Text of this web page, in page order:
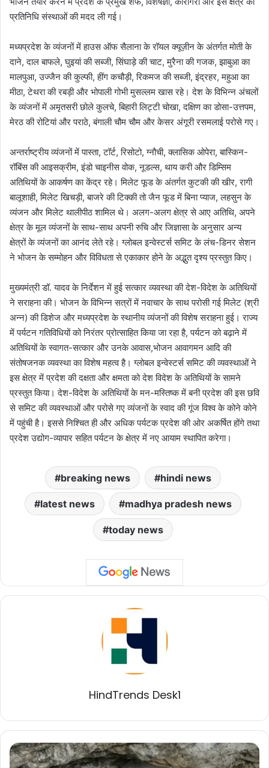
प्रतिनिधि संस्थाओं की मदद ली गई।
मध्यप्रदेश के व्यंजनों में हाउस ऑफ सैलाना के रॉयल क्यूज़ीन के अंतर्गत मोती के
दाने, दाल बाफले, घुइयां की सब्जी, सिंघाड़े की चाट, मुरैना की गजक, झाबुआ का
मालपुआ, उज्जैन की कुल्फी, हींग कचौड़ी, रिकमज की सब्जी, इंद्रहर, महुआ का
मीठा, टेथरा की रबड़ी और भोपाली गोभी मुसल्लम खास रहे। देश के विभिन्न अंचलों
के व्यंजनों में अमृतसरी छोले कुलचे, बिहारी लिट्टी चोखा, दक्षिण का डोसा-उत्तपम,
मेरठ की रोटियां और पराठे, बंगाली चौम चौम और केसर अंगूरी रसमलाई परोसे गए।
अन्तर्राष्ट्रीय व्यंजनों में पास्ता, टॉर्ट, रिसोटो, ग्नौची, क्लासिक ओपेरा, बास्किन-
रॉबिंस की आइसक्रीम, इंडो चाइनीस वोक, नूडल्स, थाय करी और डिम्सिम
अतिथियों के आकर्षण का केंद्र रहे। मिलेट फूड के अंतर्गत कुटकी की खीर, रागी
बालूशाही, मिलेट खिचड़ी, बाजरे की टिक्की तो जैन फूड में बिना प्याज, लहसुन के
व्यंजन और मिलेट थालीपीठ शामिल थे। अलग-अलग क्षेत्र से आए अतिथि, अपने
क्षेत्र के मूल व्यंजनों के साथ-साथ अपनी रुचि और जिज्ञासा के अनुसार अन्य
क्षेत्रों के व्यंजनों का आनंद लेते रहे। ग्लोबल इन्वेस्टर्स समिट के लंच-डिनर सेशन
ने भोजन के सम्मोहन और विविधता से एकाकार होने के अद्भुत दृश्य प्रस्तुत किए।
मुख्यमंत्री डॉ. यादव के निर्देशन में हुई सत्कार व्यवस्था की देश-विदेश के अतिथियों
ने सराहना की। भोजन के विभिन्न सत्रों में नवाचार के साथ परोसी गई मिलेट (श्री
अन्न) की डिशेज और मध्यप्रदेश के स्थानीय व्यंजनों की विशेष सराहना हुई। राज्य
में पर्यटन गतिविधियों को निरंतर प्रोत्साहित किया जा रहा है, पर्यटन को बढ़ाने में
अतिथियों के स्वागत-सत्कार और उनके आवास,भोजन आवागमन आदि की
संतोषजनक व्यवस्था का विशेष महत्व है। ग्लोबल इन्वेस्टर्स समिट की व्यवस्थाओं ने
इस क्षेत्र में प्रदेश की दक्षता और क्षमता को देश विदेश के अतिथियों के सामने
प्रस्तुत किया। देश-विदेश के अतिथियों के मन-मस्तिष्क में बनी प्रदेश की इस छवि
से समिट की व्यवस्थाओं और परोसे गए व्यंजनों के स्वाद की गूंज विश्व के कोने कोने
में पहुंची है। इससे निश्चित ही और अधिक पर्यटक प्रदेश की ओर अकर्षित होंगे तथा
प्रदेश उद्योग-व्यापार सहित पर्यटन के क्षेत्र में नए आयाम स्थापित करेगा।
breaking news hindi news
latest news madhya pradesh news
today news
HindTrends Desk1
3
जुलाई